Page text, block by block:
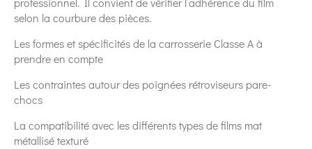
selon la courbure des pièces.
Les formes et spécificités de la carrosserie Classe A à
prendre en compte
Les contraintes autour des poignées rétroviseurs pare-
chocs
La compatibilité avec les différents types de films mat
métallisé texturé